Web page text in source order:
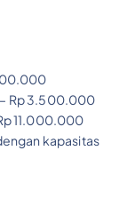
Rp 3.500.000
11.000.000
kapasitas